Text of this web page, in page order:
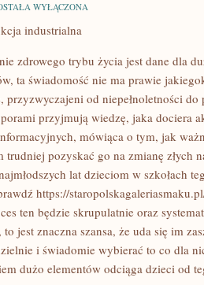
WYŁĄCZONA
industrialna
zdrowego trybu życia jest dane dla
ta świadomość nie ma prawie
przyzwyczajeni od niepełnoletności do
przyjmują wiedzę, jaka dociera
mówiąca o tym, jak
trudniej pozyskać go na zmianę złych
lat dzieciom w szkołach
https://
ten będzie skrupulatnie oraz
jest znaczna szansa, że uda się im
i świadomie wybierać to co dla
dużo elementów odciąga dzieci od